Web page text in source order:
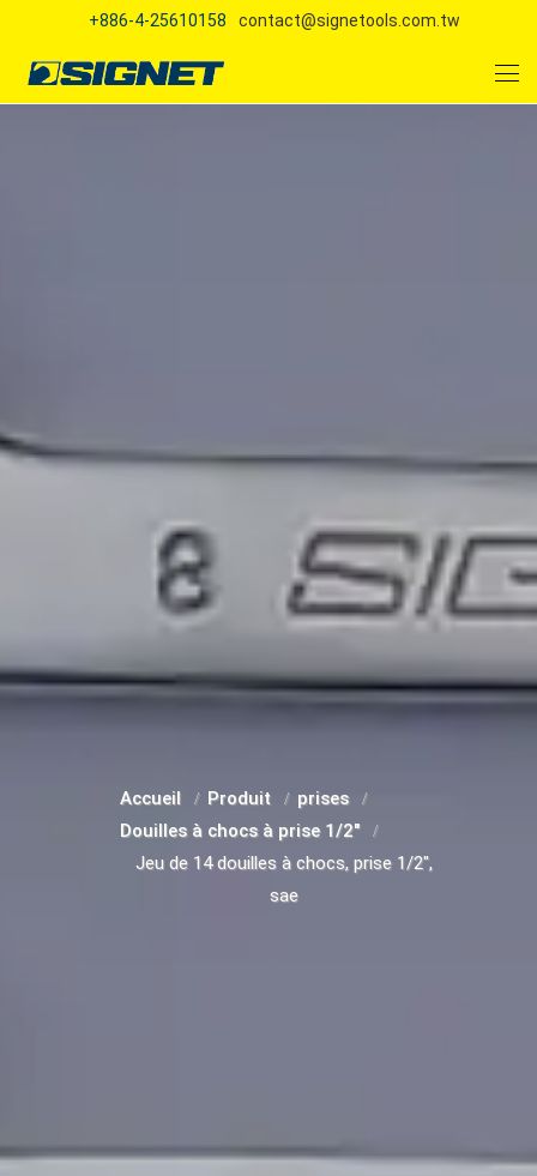
+886-4-25610158 contact@signetools.com.tw
Accueil Produit
prises
Douilles à chocs à prise 1/2"
Jeu de 14 douilles à chocs, prise 1/2",
sae